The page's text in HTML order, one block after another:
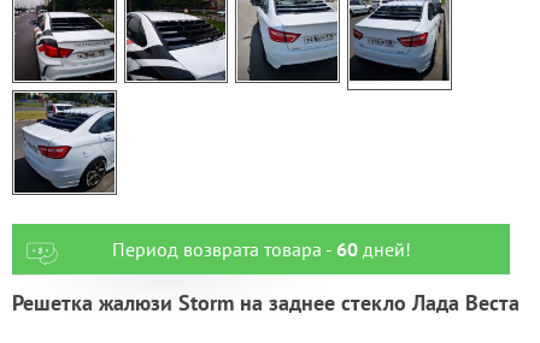
Период возврата товара - 60дней!
Решетка жалюзи Storm на заднее стекло Лада Веста